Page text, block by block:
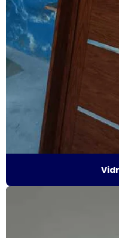
Esquadrias anti ruído
Esquadrias condomínio
Esquadrias com
Esquadrias com
Esquadrias termo
Fábrica de esquadrias
Fábrica esquadrias de